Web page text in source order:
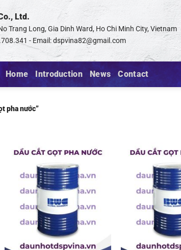
Ltd.
Trang Long, Gia Dinh Ward, Ho Chi Minh City, Vietnam
- Email:dspvina82@gmail.com
Home Introduction News Contact
pha nước”